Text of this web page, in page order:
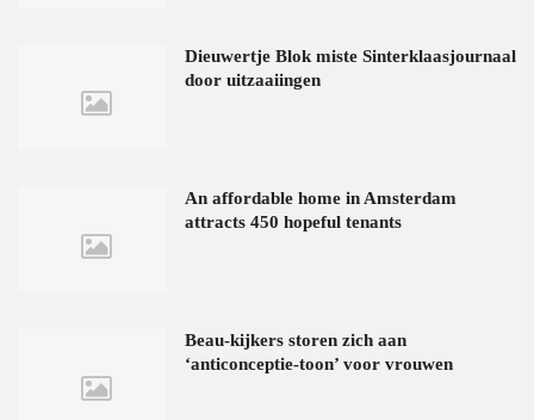
Dieuwertje Blok miste Sinterklaasjournaal
door uitzaaiingen
An affordable home in Amsterdam
attracts 450 hopeful tenants
Beau-kijkers storen zich aan
‘anticonceptie-toon’ voor vrouwen